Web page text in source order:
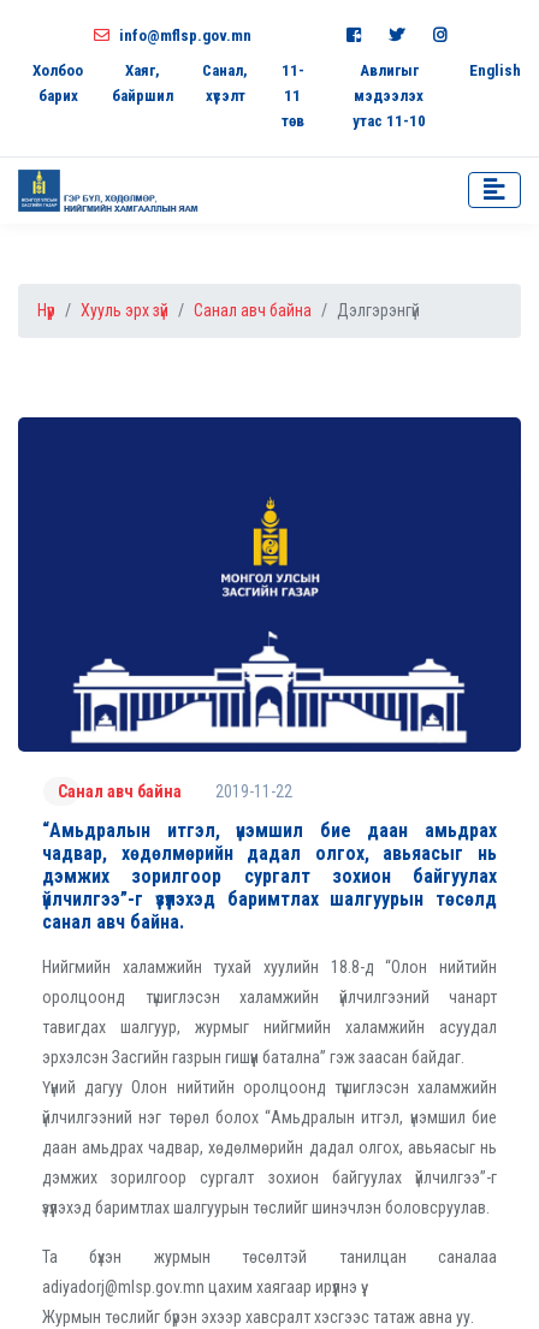
info@mflsp.gov.mn
Холбоо
барих
Хаяг,
байршил
Санал,
хүсэлт
11-
11
төв
Авлигыг
мэдээлэх
утас 11-10
English
Нүүр Хууль эрх зүй Санал авч байна Дэлгэрэнгүй
Санал авч байна 2019-11-22
“Амьдралын итгэл, үнэмшил бие даан амьдрах
чадвар, хөдөлмөрийн дадал олгох, авьяасыг нь
дэмжих зорилгоор сургалт зохион байгуулах
үйлчилгээ”-г үзүүлэхэд баримтлах шалгуурын төсөлд
санал авч байна.
Нийгмийн халамжийн тухай хуулийн 18.8-д “Олон нийтийн
оролцоонд түшиглэсэн халамжийн үйлчилгээний чанарт
тавигдах шалгуур, журмыг нийгмийн халамжийн асуудал
эрхэлсэн Засгийн газрын гишүүн батална” гэж заасан байдаг.
Үүний дагуу Олон нийтийн оролцоонд түшиглэсэн халамжийн
үйлчилгээний нэг төрөл болох “Амьдралын итгэл, үнэмшил бие
даан амьдрах чадвар, хөдөлмөрийн дадал олгох, авьяасыг нь
дэмжих зорилгоор сургалт зохион байгуулах үйлчилгээ”-г
үзүүлэхэд баримтлах шалгуурын төслийг шинэчлэн боловсруулав.
Та бүхэн журмын төсөлтэй танилцан саналаа
adiyadorj@mlsp.gov.mn цахим хаягаар ирүүлнэ үү.
Журмын төслийг бүрэн эхээр хавсралт хэсгээс татаж авна уу.